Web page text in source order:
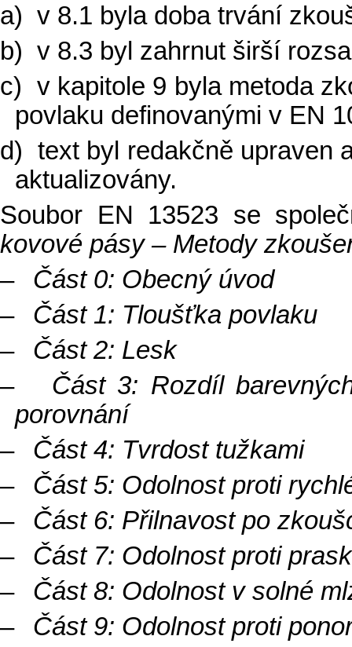
a) v 8.1 byla doba trvání
b) v 8.3 byl zahrnut širší
c) v kapitole 9 byla metoda
povlaku definovanými v EN
d) text byl redakčně upraven
aktualizovány.
Soubor EN 13523 se
kovové pásy – Metody
–
Část 0: Obecný úvod
–
Část 1: Tloušťka povlaku
–
Část 2: Lesk
–
Část 3: Rozdíl
porovnání
–
Část 4: Tvrdost tužkami
–
Část 5: Odolnost proti
–
Část 6: Přilnavost po
–
Část 7: Odolnost proti
–
Část 8: Odolnost v solné
–
Část 9: Odolnost proti